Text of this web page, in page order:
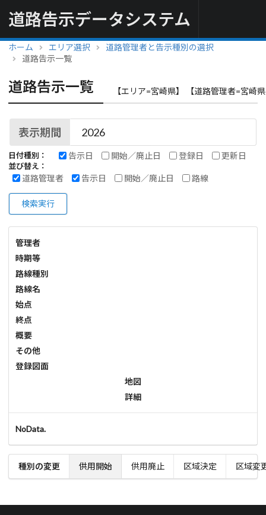
道路告示データシステム
ホーム エリア選択
道路管理者と告示種別の選択
道路告示一覧
道路告示一覧 【エリア=宮崎県】 【道路管理者=宮崎
表示期間
日付種別： 告示日 開始／廃止日 登録日 更新日
並び替え：
道路管理者 告示日 開始／廃止日 路線
検索実行
管理者
時期等
路線種別
路線名
始点
終点
概要
その他
登録図面
地図
詳細
NoData.
種別の変更 供用開始 供用廃止 区域決定 区域変